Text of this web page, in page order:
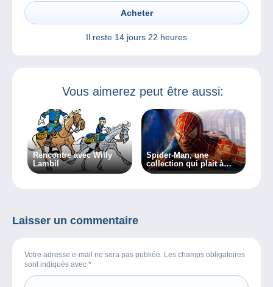
Acheter
Il reste 14 jours 22 heures
Vous aimerez peut être aussi:
Rencontre avec Willy
Lambil
Spider-Man, une
collection qui plait à
tous.
Laisser un commentaire
Votre adresse e-mail ne sera pas publiée. Les champs obligatoires
sont indiqués avec *